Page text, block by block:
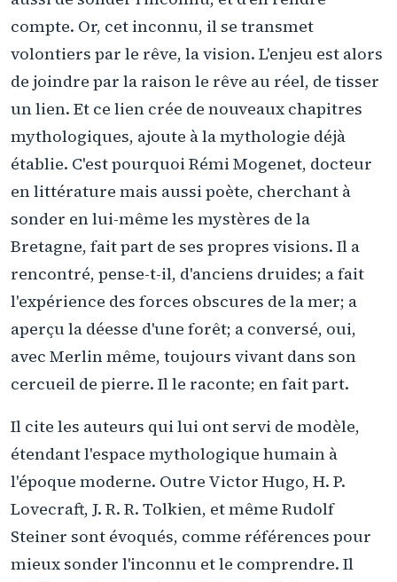
compte. Or, cet inconnu, il se transmet
volontiers par le rêve, la vision. L'enjeu est alors
de joindre par la raison le rêve au réel, de tisser
un lien. Et ce lien crée de nouveaux chapitres
mythologiques, ajoute à la mythologie déjà
établie. C'est pourquoi Rémi Mogenet, docteur
en littérature mais aussi poète, cherchant à
sonder en lui-même les mystères de la
Bretagne, fait part de ses propres visions. Il a
rencontré, pense-t-il, d'anciens druides; a fait
l'expérience des forces obscures de la mer; a
aperçu la déesse d'une forêt; a conversé, oui,
avec Merlin même, toujours vivant dans son
cercueil de pierre. Il le raconte; en fait part.
Il cite les auteurs qui lui ont servi de modèle,
étendant l'espace mythologique humain à
l'époque moderne. Outre Victor Hugo, H. P.
Lovecraft, J. R. R. Tolkien, et même Rudolf
Steiner sont évoqués, comme références pour
mieux sonder l'inconnu et le comprendre. Il